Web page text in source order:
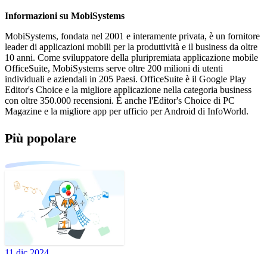
Informazioni su MobiSystems
MobiSystems, fondata nel 2001 e interamente privata, è un fornitore
leader di applicazioni mobili per la produttività e il business da oltre
10 anni. Come sviluppatore della pluripremiata applicazione mobile
OfficeSuite, MobiSystems serve oltre 200 milioni di utenti
individuali e aziendali in 205 Paesi. OfficeSuite è il Google Play
Editor's Choice e la migliore applicazione nella categoria business
con oltre 350.000 recensioni. È anche l'Editor's Choice di PC
Magazine e la migliore app per ufficio per Android di InfoWorld.
Più popolare